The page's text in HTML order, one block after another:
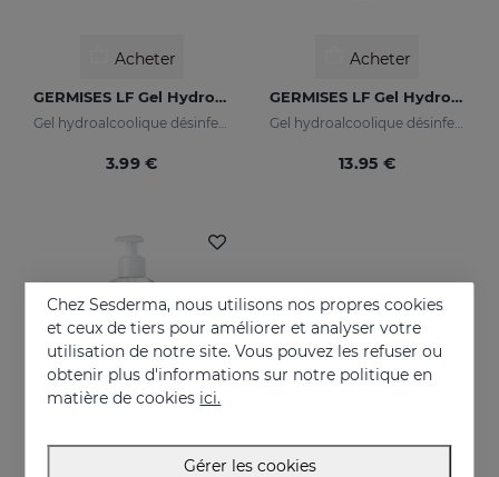
Acheter
GERMISES LF Gel Hydroalcoolique Pour Les Mains 80ml
Gel hydroalcoolique désinfectant pour les mains avec d’alcool
3.99 €
Acheter
GERMISES LF Gel Hydroalcoolique Pour Les Mains 500ml
Gel hydroalcoolique désinfectant pour les mains avec d’alcool
13.95 €
Chez Sesderma, nous utilisons nos propres cookies
et ceux de tiers pour améliorer et analyser votre
utilisation de notre site. Vous pouvez les refuser ou
obtenir plus d'informations sur notre politique en
matière de cookies ici.
Gérer les cookies